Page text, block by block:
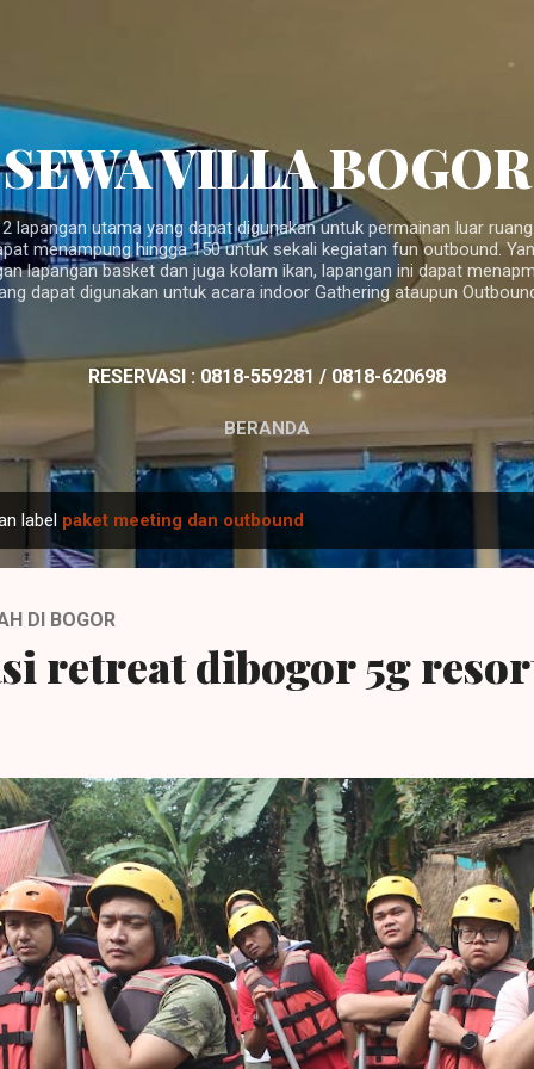
SEWA VILLA BOGOR
lapangan utama yang dapat digunakan untuk permainan luar
menampung hingga 150 untuk sekali kegiatan fun outbound.
lapangan basket dan juga kolam ikan, lapangan ini dapat
dapat digunakan untuk acara indoor Gathering ataupun
RESERVASI : 0818-559281 / 0818-620698
BERANDA
label paket meeting dan outbound
DI BOGOR
retreat dibogor 5g